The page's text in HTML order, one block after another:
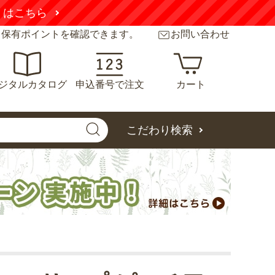
はこちら
有ポイントを確認できます。 お問い合わせ
タルカタログ 申込番号で注文 カート
こだわり検索